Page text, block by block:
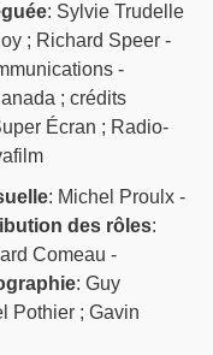
: Sylvie Trudelle
; Richard Speer -
-
; crédits
Écran ; Radio-
: Michel Proulx -
des rôles:
Comeau -
: Guy
Pothier ; Gavin